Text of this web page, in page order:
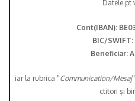
Datele pt
Cont(IBAN):
BIC/SWIFT:
Beneficiar:
iar la rubrica "Communication/Mesaj
ctitori și